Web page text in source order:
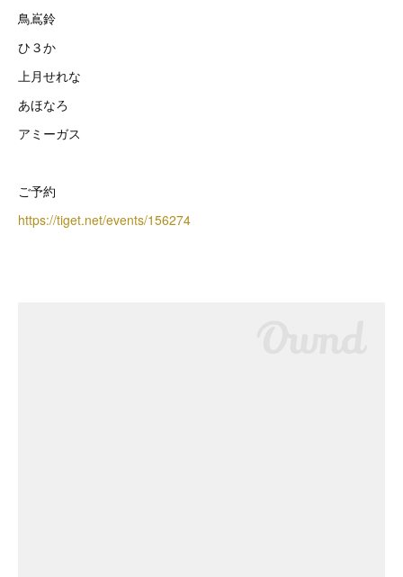
鳥嶌鈴
ひ３か
上月せれな
あほなろ
アミーガス
ご予約
https://tiget.net/events/156274